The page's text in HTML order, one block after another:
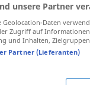
unsere Partner
Geolocation-Daten
Zugriff auf Informationen
und Inhalten,
Partner (Lieferanten)